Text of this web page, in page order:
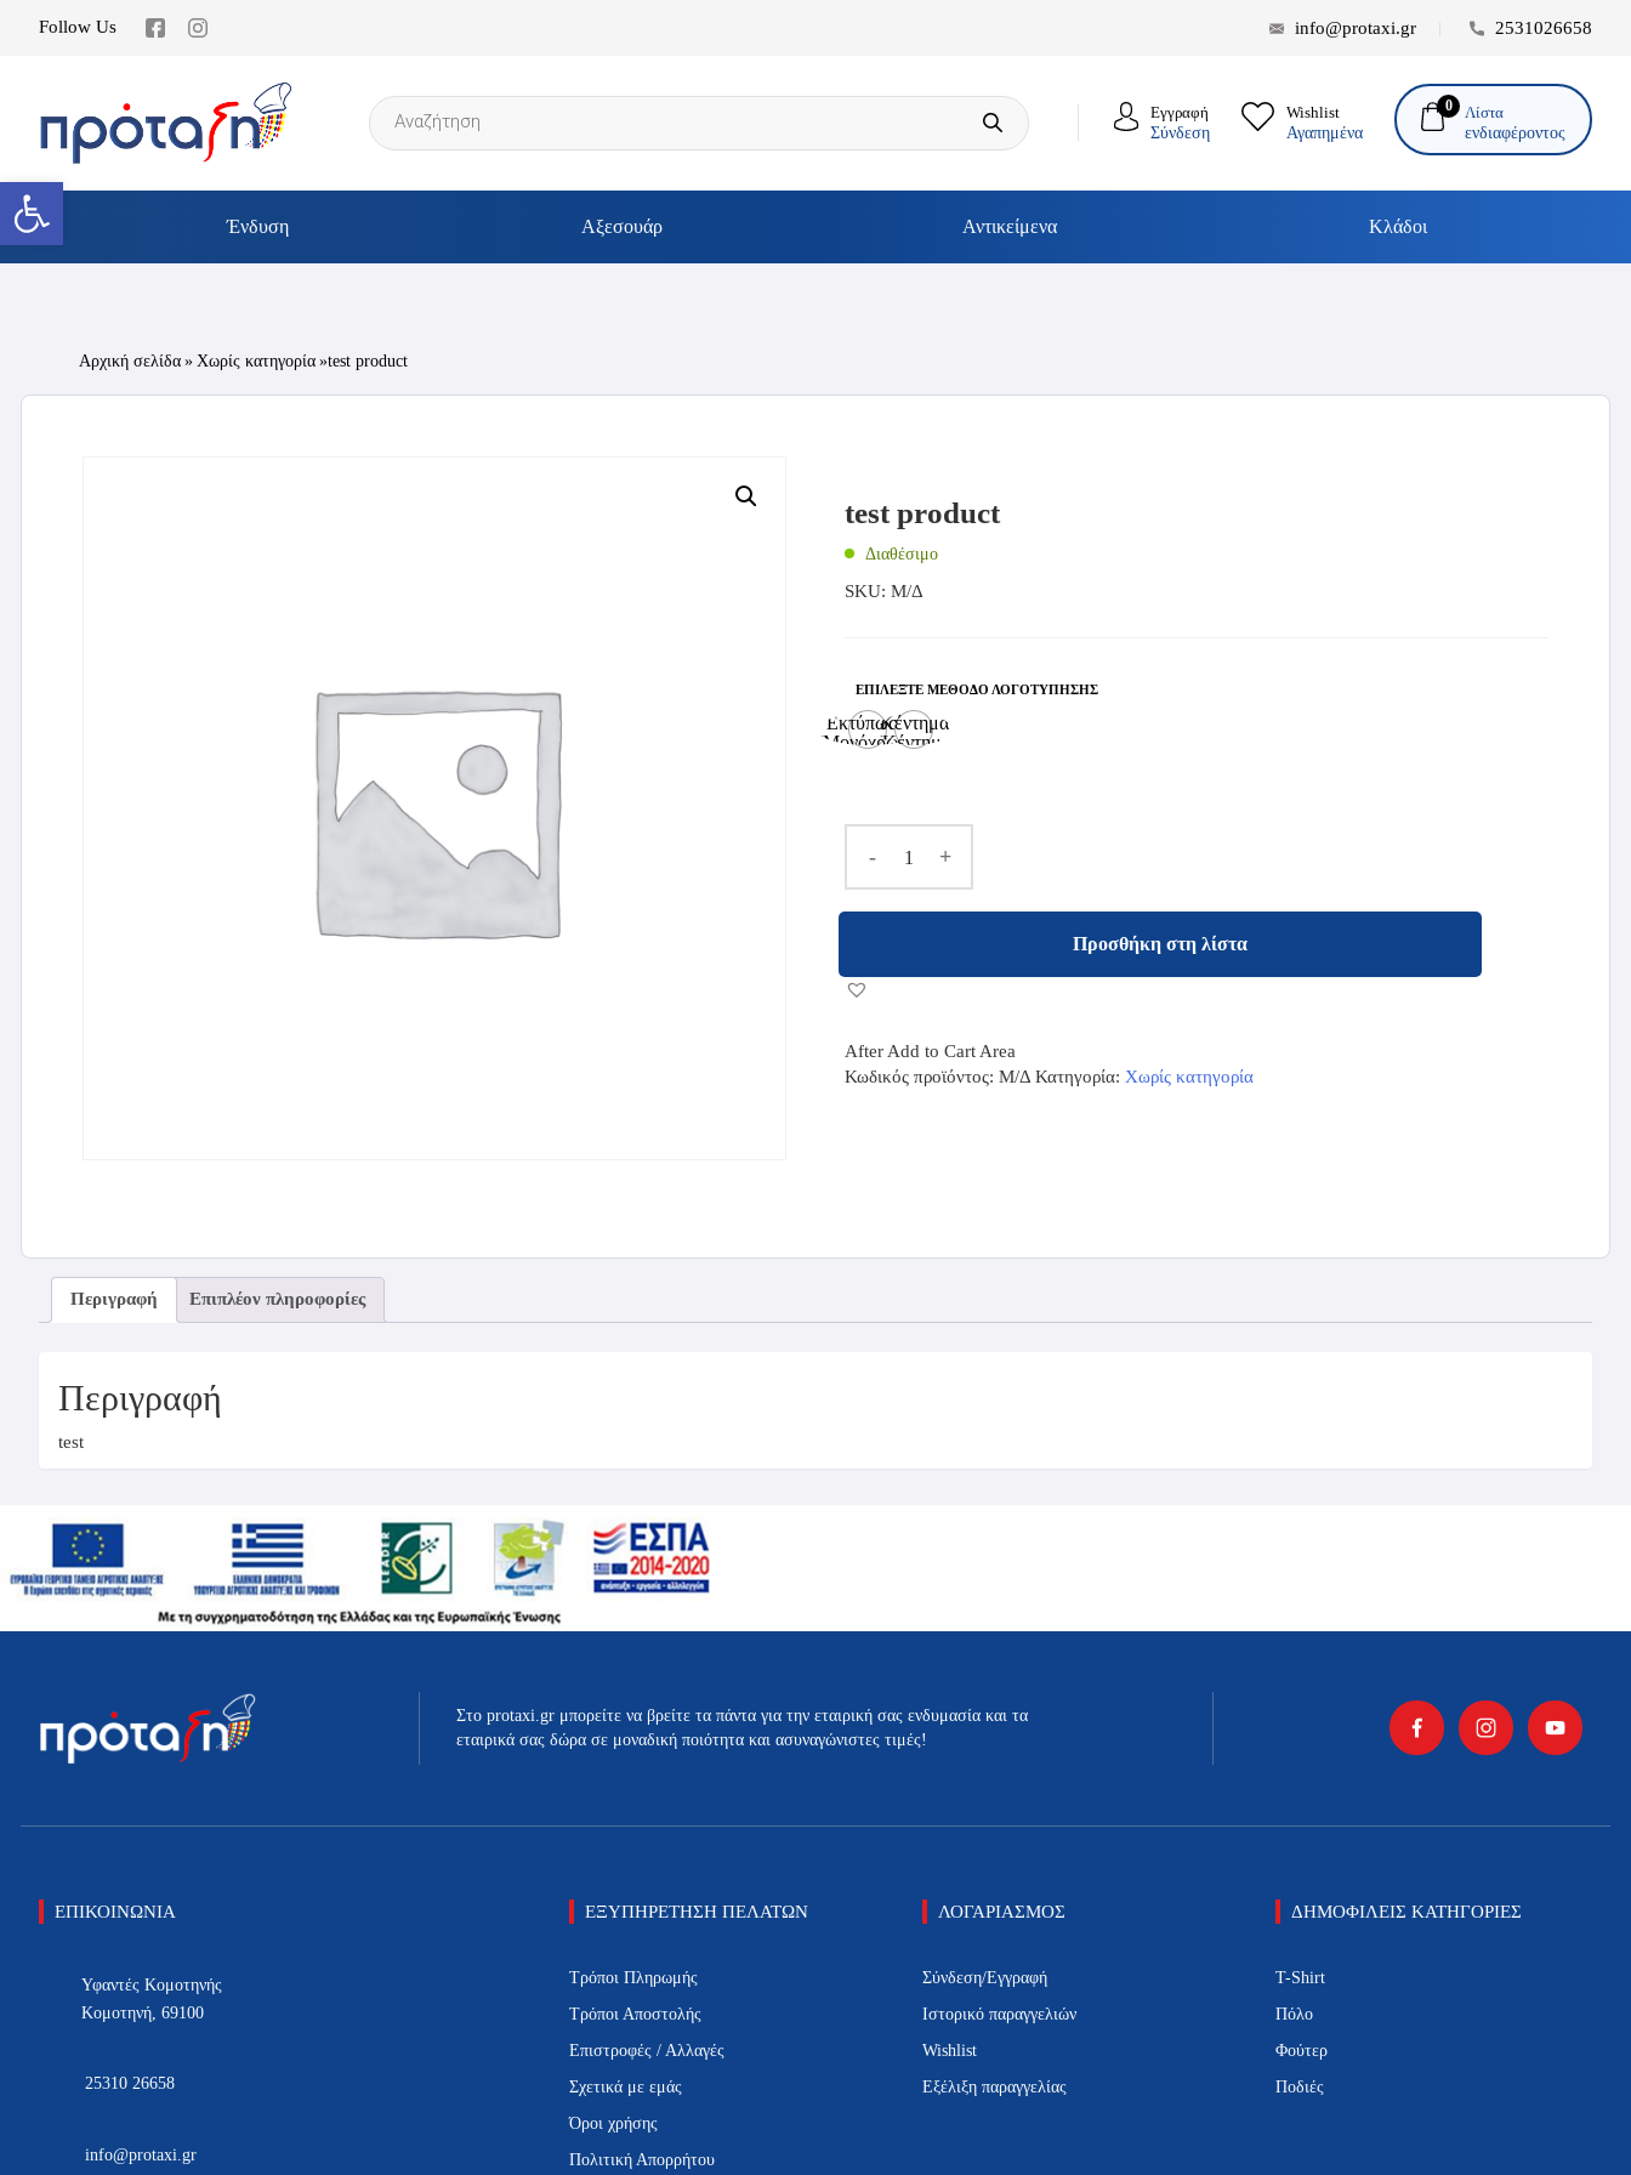
Ανοίξτε τη γραμμή εργαλείων
Follow Us info@protaxi.gr 2531026658
Products
search
Εγγραφή
Σύνδεση
Wishlist
Αγαπημένα
0
Λίστα
ενδιαφέροντος
Ένδυση Αξεσουάρ Αντικείμενα Κλάδοι
Αρχική σελίδα » Χωρίς κατηγορία »test product
test product
Διαθέσιμο
SKU:Μ/Δ
ΕΠΙΛΈΞΤΕ ΜΈΘΟΔΟ ΛΟΓΟΤΎΠΗΣΗΣ
Εκτύπωση
(Μονόχρωμη
και πλάτη)
Κέντημα
(Κέντημα
- +
Προσθήκη στη λίστα
After Add to Cart Area
Κωδικός προϊόντος:Μ/Δ Κατηγορία: Χωρίς κατηγορία
Περιγραφή Επιπλέον πληροφορίες
Περιγραφή
test
Στο protaxi.gr μπορείτε να βρείτε τα πάντα για την εταιρική σας ενδυμασία και τα
εταιρικά σας δώρα σε μοναδική ποιότητα και ασυναγώνιστες τιμές!
ΕΠΙΚΟΙΝΩΝΙΑ
Υφαντές Κομοτηνής
Κομοτηνή, 69100
25310 26658
info@protaxi.gr
ΕΞΥΠΗΡΕΤΗΣΗ ΠΕΛΑΤΩΝ
Τρόποι Πληρωμής
Τρόποι Αποστολής
Επιστροφές / Αλλαγές
Σχετικά με εμάς
Όροι χρήσης
Πολιτική Απορρήτου
ΛΟΓΑΡΙΑΣΜΟΣ
Σύνδεση/Εγγραφή
Ιστορικό παραγγελιών
Wishlist
Εξέλιξη παραγγελίας
ΔΗΜΟΦΙΛΕΙΣ ΚΑΤΗΓΟΡΙΕΣ
T-Shirt
Πόλο
Φούτερ
Ποδιές